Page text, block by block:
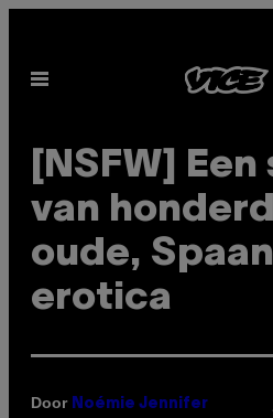
de Open
[NSFW]
van
oude,
erotica
Door Noémie Jennifer